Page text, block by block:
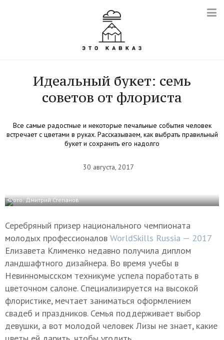
Идеальный букет: семь
советов от флориста
Все самые радостные и некоторые печальные события человек
встречает с цветами в руках. Рассказываем, как выбрать правильный
букет и сохранить его надолго
30 августа, 2017
Фото: Дмитрий Степанов
Серебряный призер национального чемпионата
молодых профессионалов WorldSkills Russia — 2017
Елизавета Клименко недавно получила диплом
ландшафтного дизайнера. Во время учебы в
Невинномысском техникуме успела поработать в
цветочном салоне. Специализируется на высокой
флористике, мечтает заниматься оформлением
свадеб и праздников. Семья поддерживает выбор
девушки, а вот молодой человек Лизы не знает, какие